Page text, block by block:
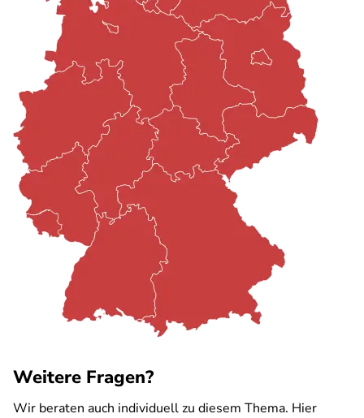
Weitere Fragen?
Wir beraten auch individuell zu diesem Thema. Hier